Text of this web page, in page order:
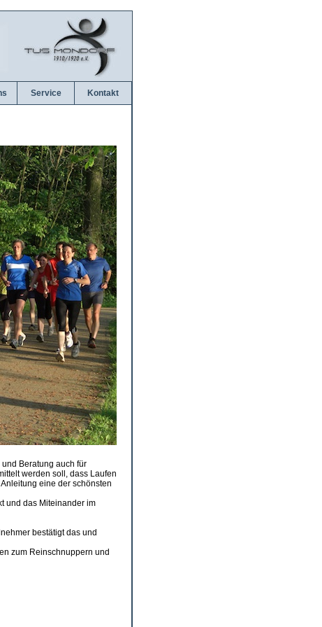
Service Kontakt
Beratung auch für
werden soll, dass Laufen
eine der schönsten
und das Miteinander im
bestätigt das und
zum Reinschnuppern und